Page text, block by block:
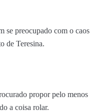
se preocupado com o caos
de Teresina.
propor pelo menos
a coisa rolar.